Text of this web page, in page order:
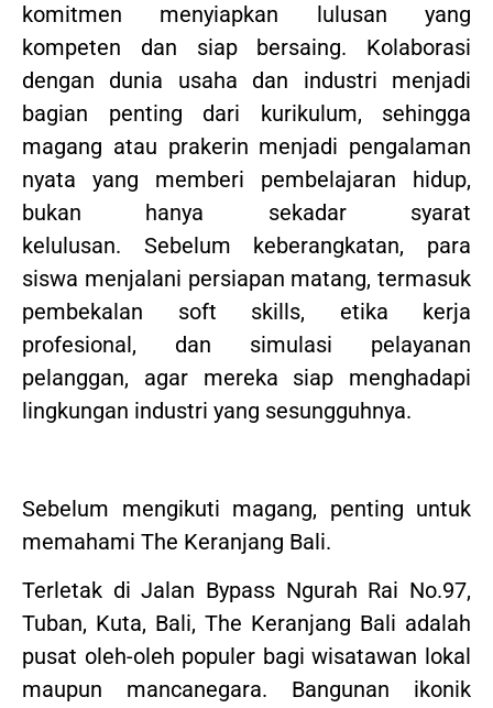
komitmen menyiapkan lulusan yang
kompeten dan siap bersaing. Kolaborasi
dengan dunia usaha dan industri menjadi
bagian penting dari kurikulum, sehingga
magang atau prakerin menjadi pengalaman
nyata yang memberi pembelajaran hidup,
bukan hanya sekadar syarat
kelulusan. Sebelum keberangkatan, para
siswa menjalani persiapan matang, termasuk
pembekalan soft skills, etika kerja
profesional, dan simulasi pelayanan
pelanggan, agar mereka siap menghadapi
lingkungan industri yang sesungguhnya.
Sebelum mengikuti magang, penting untuk
memahami The Keranjang Bali.
Terletak di Jalan Bypass Ngurah Rai No.97,
Tuban, Kuta, Bali, The Keranjang Bali adalah
pusat oleh-oleh populer bagi wisatawan lokal
maupun mancanegara. Bangunan ikonik